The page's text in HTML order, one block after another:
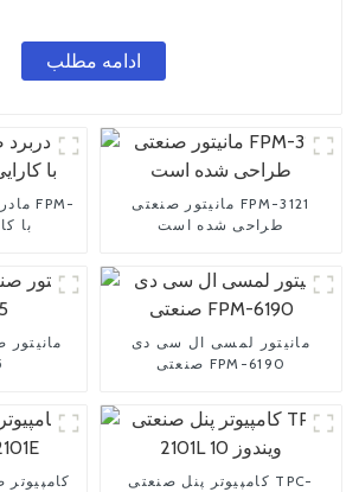
ادامه مطلب
3150
مانیتور صنعتی FPM-3121
طراحی شده است
مانیتور لمسی ال سی دی
صنعتی FPM-6190
کامپیوتر پنل صنعتی TPC-